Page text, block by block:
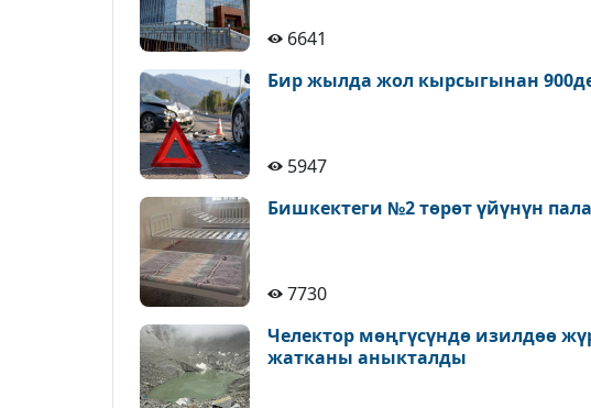
6641
Бир жылда жол кырсыгынан
5947
Бишкектеги №2 төрөт үйүнүн
7730
Челектор мөңгүсүндө изилдөө
жатканы аныкталды